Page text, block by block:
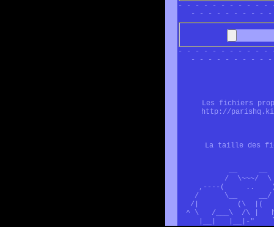
- - - - - - - - - - -
- - - - - - - - -
- - - - - - - - - - -
- - - - - - - - -
Les fichiers
http://
La taille des
/ \~~~/
,----( ..
/ \__
/| (\ |(
^ \ /___\ /\ |
|__| |__|-"